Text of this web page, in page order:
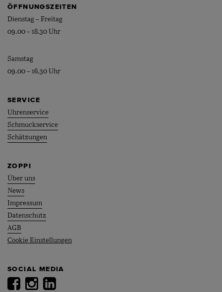
ÖFFNUNGSZEITEN
Dienstag – Freitag
09.00 – 18.30 Uhr
Samstag
09.00 – 16.30 Uhr
SERVICE
Uhrenservice
Schmuckservice
Schätzungen
ZOPPI
Über uns
News
Impressum
Datenschutz
AGB
Cookie Einstellungen
SOCIAL MEDIA